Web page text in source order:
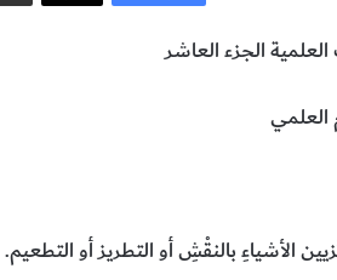
الأشياءِ بالنقْشِ أو التطريز أو التطعيم.